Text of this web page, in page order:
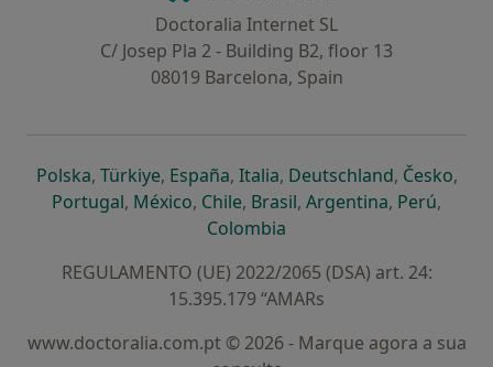
Doctoralia Internet SL
C/ Josep Pla 2 - Building B2, floor 13
08019 Barcelona, Spain
Polskaabre num novo separador
, Türkiyeabre num novo separador
, Españaabre num novo separador
, Italiaabre num novo
, Deutschlandabre num
, Česko,
Portugalabre num novo separador
, Méxicoabre num novo separador
, Chileabre num novo separador
, Brasilabre num novo
, Argentinaabre num
, Perúabre
,
Colombia
REGULAMENTO (UE) 2022/2065 (DSA) art. 24:
15.395.179 “AMARs
www.doctoralia.com.pt © 2026 - Marque agora a sua